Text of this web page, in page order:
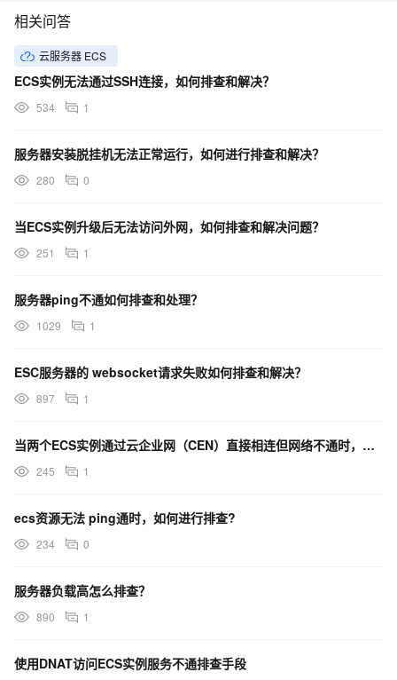
相关问答
云服务器 ECS
ECS实例无法通过SSH连接，如何排查和解决？
534 1
服务器安装脱挂机无法正常运行，如何进行排查和解决？
280 0
当ECS实例升级后无法访问外网，如何排查和解决问题？
251 1
服务器ping不通如何排查和处理？
1029 1
ESC服务器的 websocket请求失败如何排查和解决？
897 1
当两个ECS实例通过云企业网（CEN）直接相连但网络不通时，如何排查？
245 1
ecs资源无法 ping通时，如何进行排查?
234 0
服务器负载高怎么排查？
890 1
使用DNAT访问ECS实例服务不通排查手段